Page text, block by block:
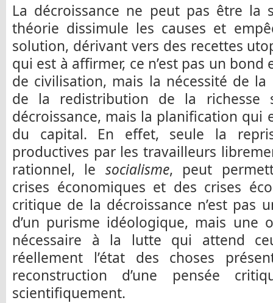
La décroissance ne peut pas être la
théorie dissimule les causes et
solution, dérivant vers des recettes
qui est à affirmer, ce n’est pas un
de civilisation, mais la nécessité de
de la redistribution de la richesse
décroissance, mais la planification qui
du capital. En effet, seule la
productives par les travailleurs
rationnel, le socialisme, peut
crises économiques et des crises
critique de la décroissance n’est pas
d’un purisme idéologique, mais une
nécessaire à la lutte qui attend
réellement l’état des choses
reconstruction d’une pensée
scientifiquement.